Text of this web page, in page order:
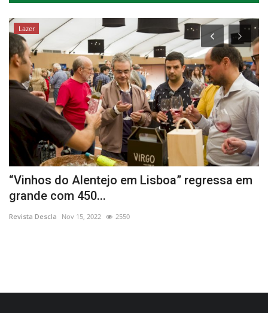
Lazer
“Vinhos do Alentejo em Lisboa” regressa em
grande com 450...
Revista Descla Nov 15, 2022 2550